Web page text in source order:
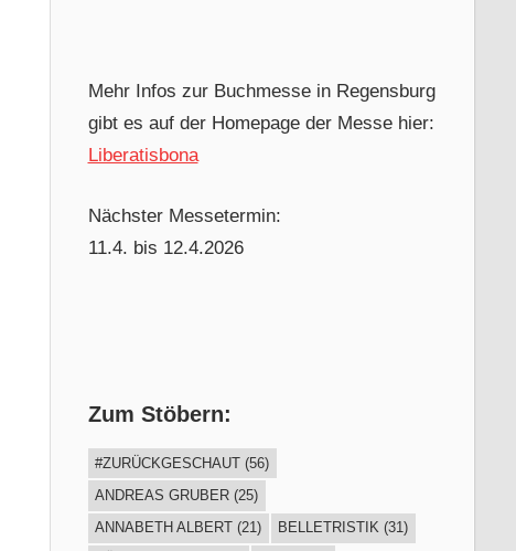
Mehr Infos zur Buchmesse in Regensburg
gibt es auf der Homepage der Messe hier:
Liberatisbona
Nächster Messetermin:
11.4. bis 12.4.2026
Zum Stöbern:
#ZURÜCKGESCHAUT (56)
ANDREAS GRUBER (25)
ANNABETH ALBERT (21) BELLETRISTIK (31)